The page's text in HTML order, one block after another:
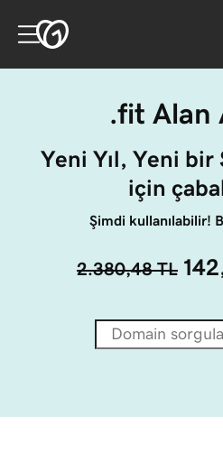
.fit Alan
Yeni Yıl, Yeni
için
Şimdi kullanılabilir!
2.380,48 TL